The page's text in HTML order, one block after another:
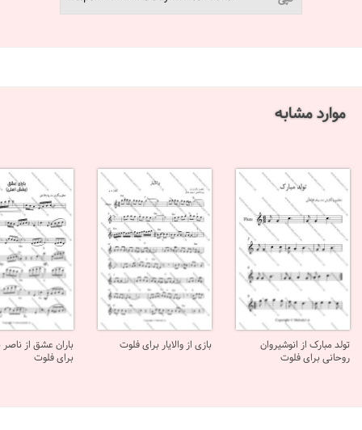
موارد مشابه
تولد مبارک از انوشیروان
روحانی برای فلوت
بازی از والایار برای فلوت
باران عشق از
برای فلوت